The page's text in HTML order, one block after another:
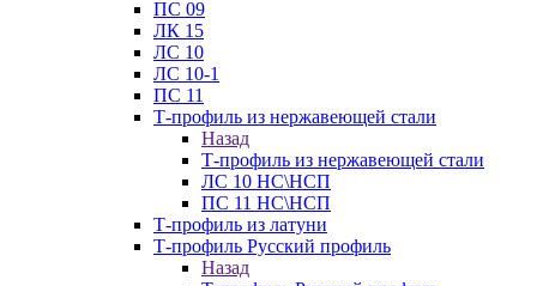
ПС 09
ЛК 15
ЛС 10
ЛС 10-1
ПС 11
Т-профиль из нержавеющей стали
Назад
Т-профиль из нержавеющей стали
ЛС 10 НС\НСП
ПС 11 НС\НСП
Т-профиль из латуни
Т-профиль Русский профиль
Назад